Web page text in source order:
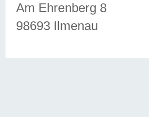
Am Ehrenberg 8
98693 Ilmenau